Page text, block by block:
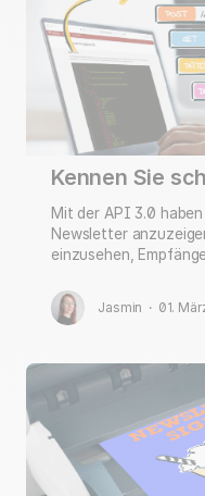
Kennen Sie
Mit der API 3.0
Newsletter
einzusehen,
Jasmin · 01.